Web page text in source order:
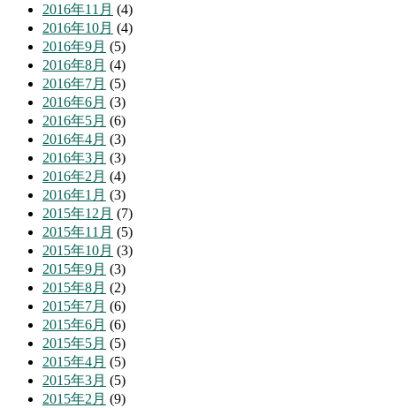
2016年11月 (4)
2016年10月 (4)
2016年9月 (5)
2016年8月 (4)
2016年7月 (5)
2016年6月 (3)
2016年5月 (6)
2016年4月 (3)
2016年3月 (3)
2016年2月 (4)
2016年1月 (3)
2015年12月 (7)
2015年11月 (5)
2015年10月 (3)
2015年9月 (3)
2015年8月 (2)
2015年7月 (6)
2015年6月 (6)
2015年5月 (5)
2015年4月 (5)
2015年3月 (5)
2015年2月 (9)